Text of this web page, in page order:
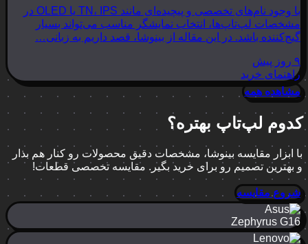
با وجود نام‌های تخصصی و پیچیده‌ای مانند TN، IPS یا OLED در
مشخصات لپ‌تاپ‌ها، انتخاب نمایشگر مناسب می‌تواند بسیار
گیج‌کننده باشد. در این مقاله از بینوشا، قصد داریم به زبانی…
۹ روز پیش
راهنمای خرید
مشاهده همه
کدوم لپ‌تاپ بهتره؟
با ابزار مقایسه بینوشا، مشخصات دقیق محصولات رو کنار هم بذار
و بهترین تصمیم رو برای خرید بگیر. مقایسه تخصصی قطعات!
شروع مقایسه
Zephyrus G16